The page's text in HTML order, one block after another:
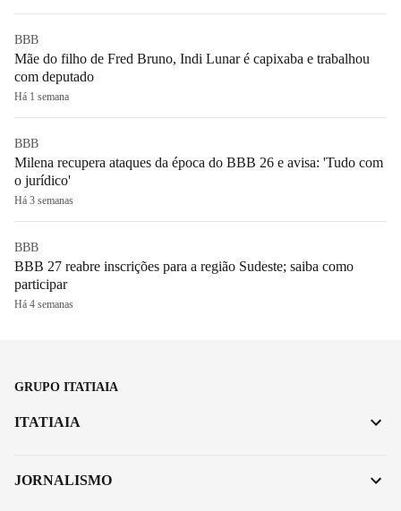
BBB
Mãe do filho de Fred Bruno, Indi Lunar é capixaba e trabalhou
com deputado
Há 1 semana
BBB
Milena recupera ataques da época do BBB 26 e avisa: 'Tudo com
o jurídico'
Há 3 semanas
BBB
BBB 27 reabre inscrições para a região Sudeste; saiba como
participar
Há 4 semanas
GRUPO ITATIAIA
ITATIAIA
JORNALISMO